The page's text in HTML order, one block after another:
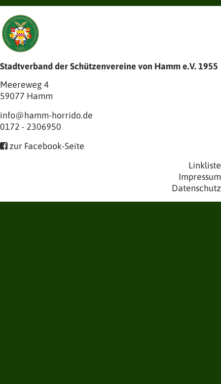
Stadtverband der Schützenvereine von Hamm e.V. 1955
Meereweg 4
59077 Hamm
info@hamm-horrido.de
0172 - 2306950
zur Facebook-Seite
Linkliste
Impressum
Datenschutz